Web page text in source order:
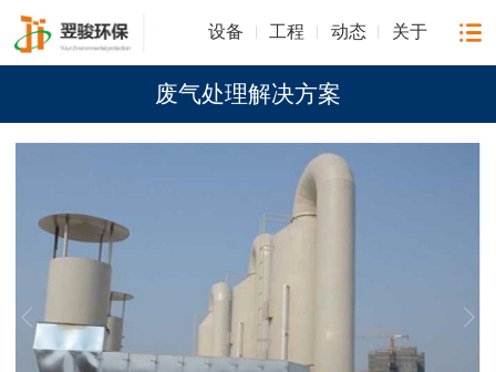
设备 工程 动态 关于
废气处理解决方案